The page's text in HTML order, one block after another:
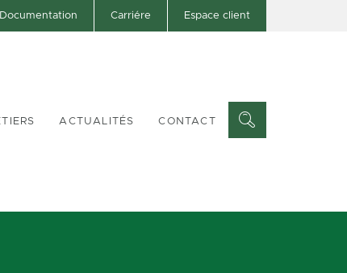
Documentation Carriére Espace client
ACTUALITÉS CONTACT